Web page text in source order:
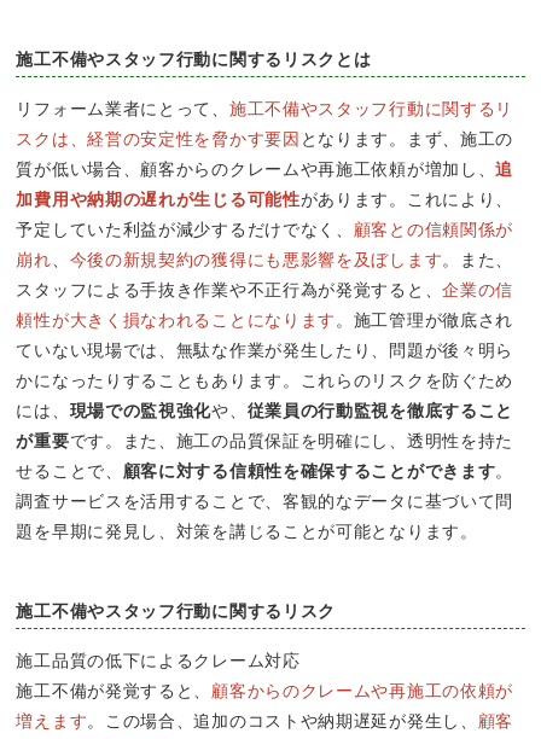
施工不備やスタッフ行動に関するリスクとは
リフォーム業者にとって、 施工不備やスタッフ行動に関するリ
スクは、経営の安定性を脅かす要因 となります。まず、施工の
質が低い場合、顧客からのクレームや再施工依頼が増加し、追
加費用や納期の遅れが生じる可能性があります。これにより、
予定していた利益が減少するだけでなく、 顧客との信頼関係が
崩れ
今後の新規契約の獲得にも悪影響を及ぼします。また、
スタッフによる手抜き作業や不正行為が発覚すると、企業の信
頼性が大きく損なわれることになります 。施工管理が徹底され
ていない現場では、無駄な作業が発生したり、問題が後々明ら
かになったりすることもあります。これらのリスクを防ぐため
には、 現場での監視強化や、 従業員の行動監視を徹底すること
が重要です。また、施工の品質保証を明確にし、透明性を持た
せることで、 顧客に対する信頼性を確保することができます。
調査サービスを活用することで、客観的なデータに基づいて問
題を早期に発見し、対策を講じることが可能となります。
施工不備やスタッフ行動に関するリスク
施工品質の低下によるクレーム対応
施工不備が発覚すると、 顧客からのクレームや再施工の依頼が
増えます。この場合、追加のコストや納期遅延が発生し、 顧客